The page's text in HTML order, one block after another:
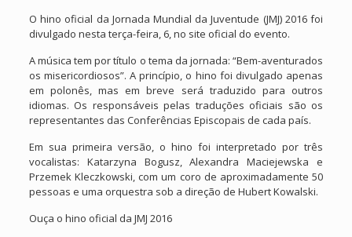
O hino oficial da Jornada Mundial da Juventude (JMJ) 2016 foi
divulgado nesta terça-feira, 6, no site oficial do evento.
A música tem por título o tema da jornada: “Bem-aventurados
os misericordiosos”. A princípio, o hino foi divulgado apenas
em polonês, mas em breve será traduzido para outros
idiomas. Os responsáveis pelas traduções oficiais são os
representantes das Conferências Episcopais de cada país.
Em sua primeira versão, o hino foi interpretado por três
vocalistas: Katarzyna Bogusz, Alexandra Maciejewska e
Przemek Kleczkowski, com um coro de aproximadamente 50
pessoas e uma orquestra sob a direção de Hubert Kowalski.
Ouça o hino oficial da JMJ 2016